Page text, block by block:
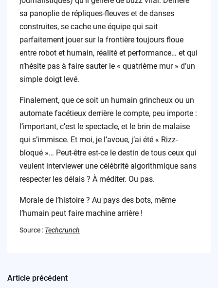
sa panoplie de répliques-fleuves et de danses
construites, se cache une équipe qui sait
parfaitement jouer sur la frontière toujours floue
entre robot et humain, réalité et performance… et qui
n’hésite pas à faire sauter le « quatrième mur » d’un
simple doigt levé.
Finalement, que ce soit un humain grincheux ou un
automate facétieux derrière le compte, peu importe :
l’important, c’est le spectacle, et le brin de malaise
qui s’immisce. Et moi, je l’avoue, j’ai été « Rizz-
bloqué »… Peut-être est-ce le destin de tous ceux qui
veulent interviewer une célébrité algorithmique sans
respecter les délais ? À méditer. Ou pas.
Morale de l’histoire ? Au pays des bots, même
l’humain peut faire machine arrière !
Source : Techcrunch
Post
Article précédent